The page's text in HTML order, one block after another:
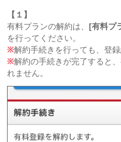
【１】
有料プランの解約は、 [有料プ
を行ってください。
※解約手続きを行っても、登
※解約の手続きが完了すると
れません。